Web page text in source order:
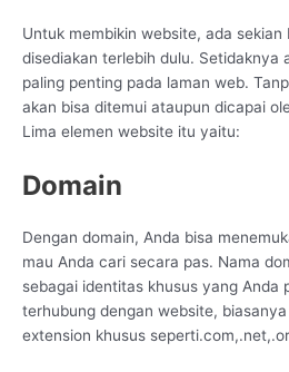
Untuk membikin website, ada
disediakan terlebih dulu. Setidaknya
paling penting pada laman web.
akan bisa ditemui ataupun dicapai
Lima elemen website itu yaitu:
Domain
Dengan domain, Anda bisa
mau Anda cari secara pas. Nama
sebagai identitas khusus yang Anda
terhubung dengan website,
extension khusus